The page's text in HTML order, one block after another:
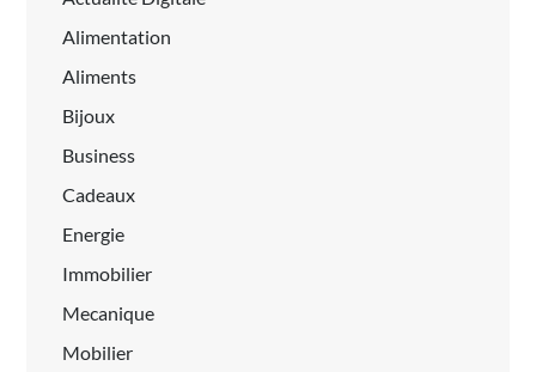
Alimentation
Aliments
Bijoux
Business
Cadeaux
Energie
Immobilier
Mecanique
Mobilier